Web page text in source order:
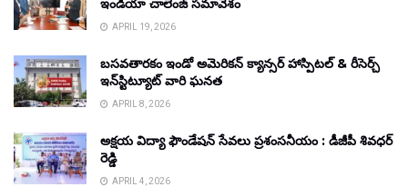
ఇండియా చాలెంజ్ సమావేశం
APRIL 19, 2026
బసవతారకం ఇండో అమెరికన్ క్యాన్సర్ హాస్పిటల్ & రీసెర్చ్
ఇన్‌స్టిట్యూట్ వారి ఘనత
APRIL 8, 2026
అక్షయ విద్యా ఫౌండేషన్ సేవలు ప్రశంసనీయం : డీజీపీ శివధర్
రెడ్డి
APRIL 4, 2026